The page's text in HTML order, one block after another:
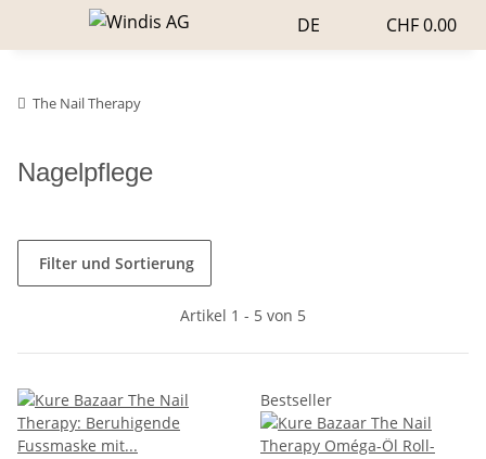
DE CHF 0.00
The Nail Therapy
Nagelpflege
Filter und Sortierung
Artikel 1 - 5 von 5
Bestseller